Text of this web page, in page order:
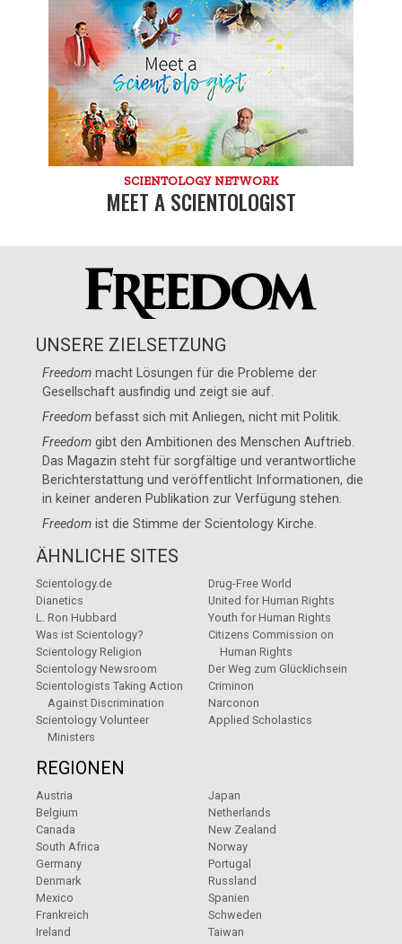
SCIENTOLOGY NETWORK
MEET A SCIENTOLOGIST
UNSERE ZIELSETZUNG
Freedom macht Lösungen für die Probleme der
Gesellschaft ausfindig und zeigt sie auf.
Freedom befasst sich mit Anliegen, nicht mit Politik.
Freedom gibt den Ambitionen des Menschen Auftrieb.
Das Magazin steht für sorgfältige und verantwortliche
Berichterstattung und veröffentlicht Informationen, die
in keiner anderen Publikation zur Verfügung stehen.
Freedom ist die Stimme derScientology Kirche.
ÄHNLICHE SITES
Scientology.de
Dianetics
L. Ron Hubbard
Was ist Scientology?
Scientology Religion
Scientology Newsroom
Scientologists Taking Action
Against Discrimination
Scientology Volunteer
Ministers
Drug-Free World
United for Human Rights
Youth for Human Rights
Citizens Commission on
Human Rights
Der Weg zum Glücklichsein
Criminon
Narconon
Applied Scholastics
REGIONEN
Austria
Belgium
Canada
South Africa
Germany
Denmark
Mexico
Frankreich
Ireland
Japan
Netherlands
New Zealand
Norway
Portugal
Russland
Spanien
Schweden
Taiwan